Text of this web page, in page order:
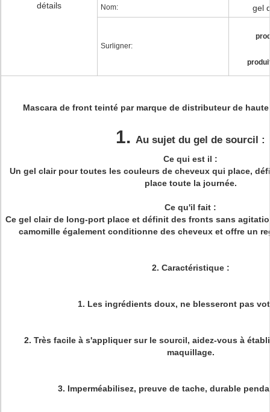
détails
Nom: gel
Surligner:
Mascara de front teinté par marque de distributeur de
1. Au sujet du gel de sourcil :
Ce qui est il :
Un gel clair pour toutes les couleurs de cheveux qui place,
place toute la journée.
Ce qu'il fait :
Ce gel clair de long-port place et définit des fronts sans
camomille également conditionne des cheveux et offre un
2. Caractéristique :
1. Les ingrédients doux, ne blesseront pas
2. Très facile à s'appliquer sur le sourcil, aidez-vous à
maquillage.
3. Imperméabilisez, preuve de tache, durable